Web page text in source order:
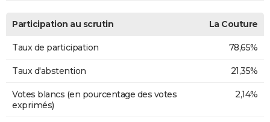
Participation au scrutin La Couture
Taux de participation 78,65%
Taux d'abstention 21,35%
Votes blancs (en pourcentage des votes
exprimés)
2,14%